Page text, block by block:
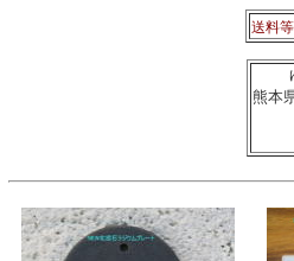
送料
熊本